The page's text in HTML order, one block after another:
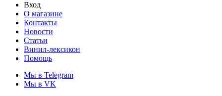
Вход
О магазине
Контакты
Новости
Статьи
Винил-лексикон
Помощь
Мы в Telegram
Мы в VK